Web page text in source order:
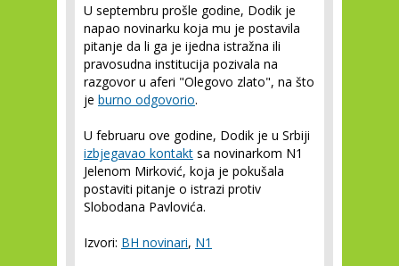
U septembru prošle godine, Dodik je
napao novinarku koja mu je postavila
pitanje da li ga je ijedna istražna ili
pravosudna institucija pozivala na
razgovor u aferi "Olegovo zlato", na što
je burno odgovorio.
U februaru ove godine, Dodik je u Srbiji
izbjegavao kontakt sa novinarkom N1
Jelenom Mirković, koja je pokušala
postaviti pitanje o istrazi protiv
Slobodana Pavlovića.
Izvori: BH novinari, N1